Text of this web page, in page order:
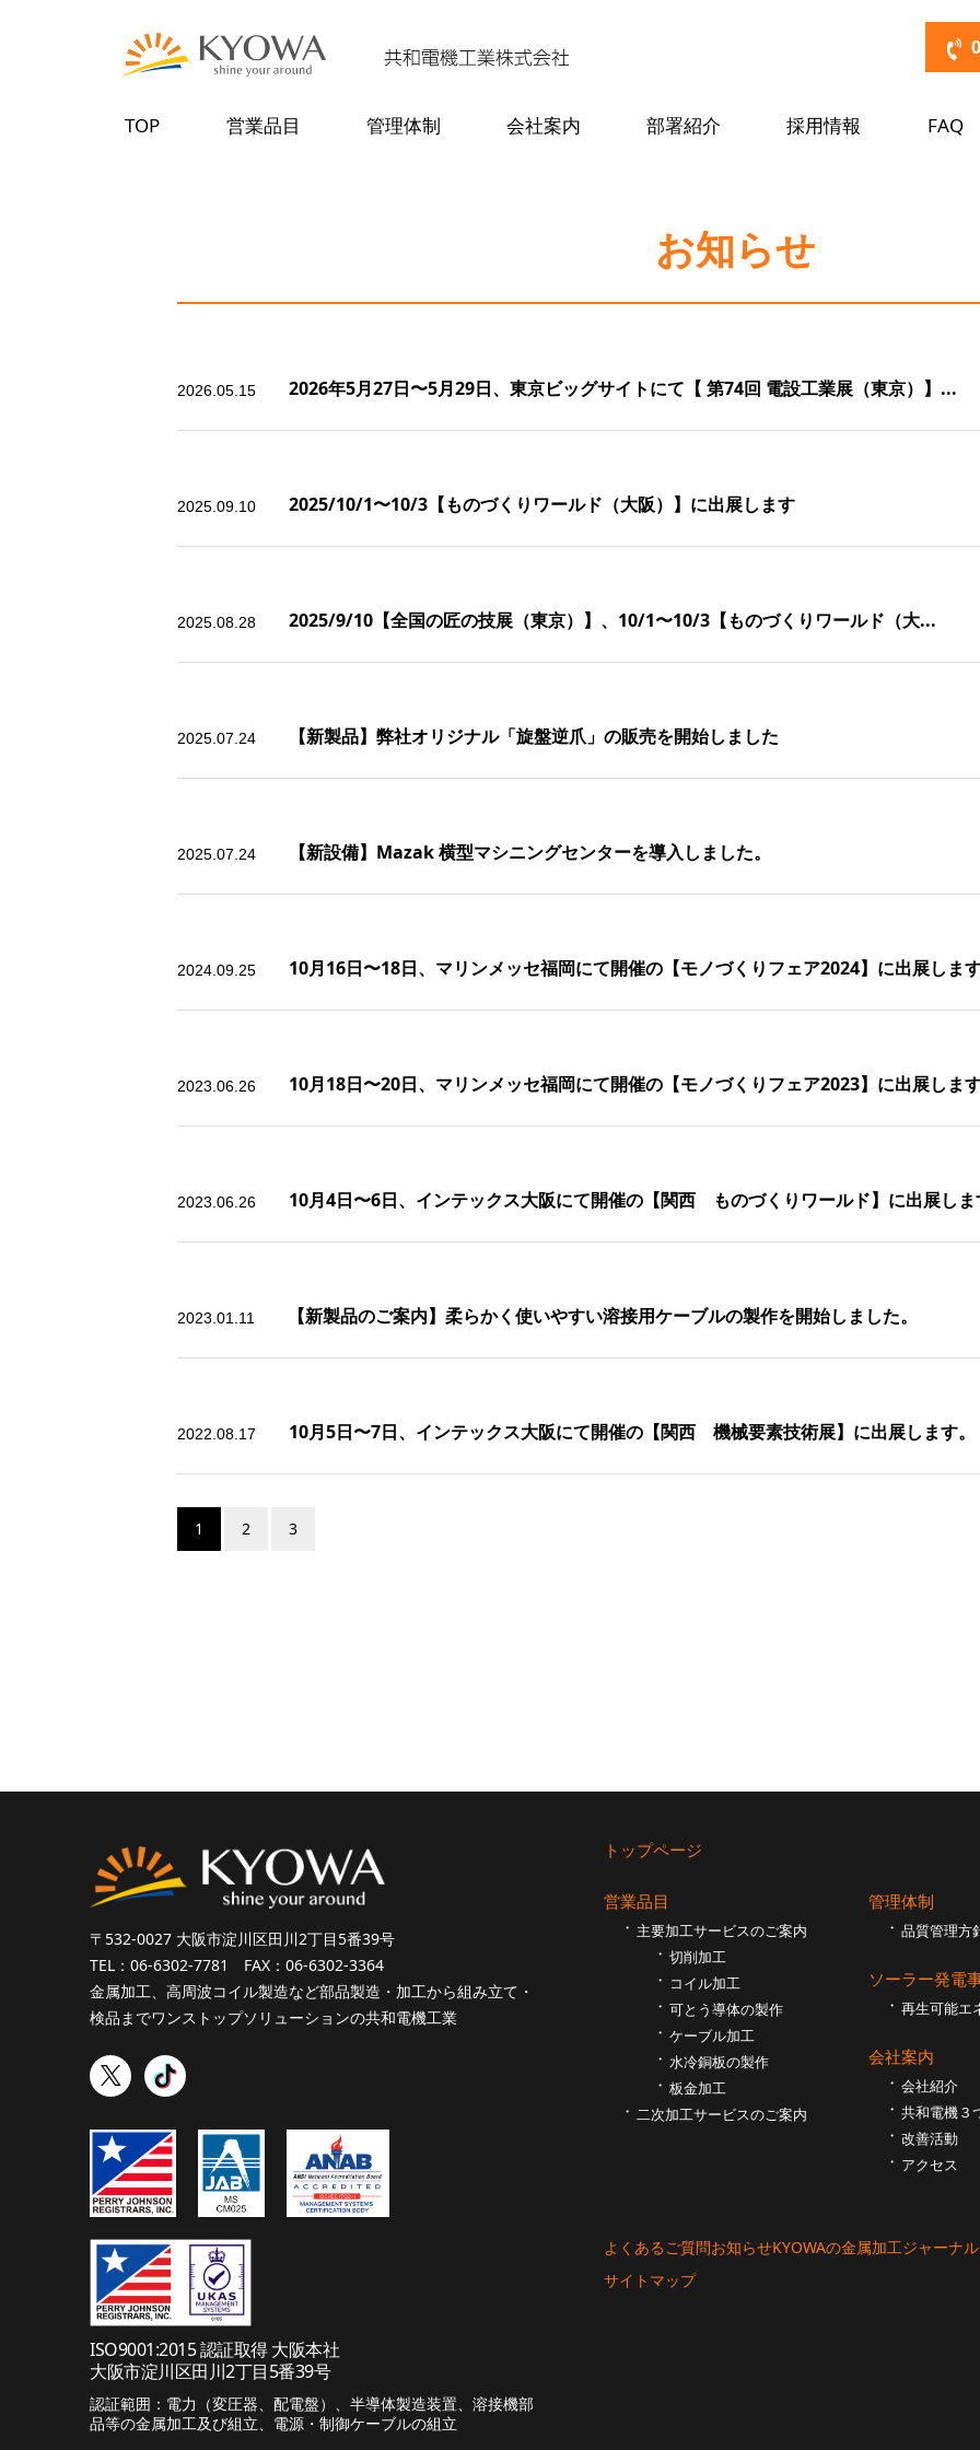
TOP 営業品目 管理体制 会社案内 部署紹介 採用情報 FAQ
お知らせ
2026.05.15 2026年5月27日〜5月29日、東京ビッグサイトにて【 第74回 電設工業展（東京）】...
2025.09.10 2025/10/1〜10/3【ものづくりワールド（大阪）】に出展します
2025.08.28 2025/9/10【全国の匠の技展（東京）】、10/1〜10/3【ものづくりワールド（大...
2025.07.24 【新製品】弊社オリジナル「旋盤逆⽖」の販売を開始しました
2025.07.24 【新設備】Mazak 横型マシニングセンターを導⼊しました。
2024.09.25 10月16日〜18日、マリンメッセ福岡にて開催の【モノづくりフェア2024】に出展しま
2023.06.26 10月18日〜20日、マリンメッセ福岡にて開催の【モノづくりフェア2023】に出展しま
2023.06.26 10月4日〜6日、インテックス大阪にて開催の【関西 ものづくりワールド】に出展しま
2023.01.11 【新製品のご案内】柔らかく使いやすい溶接⽤ケーブルの製作を開始しました。
2022.08.17 10月5日〜7日、インテックス大阪にて開催の【関西 機械要素技術展】に出展します。
1 2 3
〒532-0027 大阪市淀川区田川2丁目5番39号
TEL：06-6302-7781 FAX：06-6302-3364
金属加工、高周波コイル製造など部品製造・加工から組み立て・
検品までワンストップソリューションの共和電機工業
ISO9001:2015 認証取得 大阪本社
大阪市淀川区田川2丁目5番39号
認証範囲：電力（変圧器、配電盤）、半導体製造装置、溶接機部
品等の金属加工及び組立、電源・制御ケーブルの組立
トップページ
営業品目
主要加工サービスのご案内
切削加工
コイル加工
可とう導体の製作
ケーブル加工
⽔冷銅板の製作
板⾦加工
二次加工サービスのご案内
管理体制
品質管理方
ソーラー発電
再生可能エ
会社案内
会社紹介
共和電機３
改善活動
アクセス
よくあるご質問お知らせKYOWAの金属加工ジャーナル
サイトマップ